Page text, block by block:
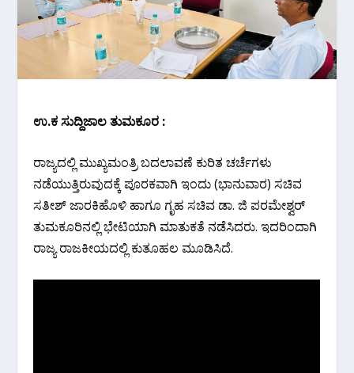
ಉ.ಕ ಸುದ್ದಿಜಾಲ‌ ತುಮಕೂರ :
ರಾಜ್ಯದಲ್ಲಿ ಮುಖ್ಯಮಂತ್ರಿ ಬದಲಾವಣೆ ಕುರಿತ ಚರ್ಚೆಗಳು
ನಡೆಯುತ್ತಿರುವುದಕ್ಕೆ ಪೂರಕವಾಗಿ ಇಂದು (ಭಾನುವಾರ) ಸಚಿವ
ಸತೀಶ್ ಜಾರಕಿಹೊಳಿ ಹಾಗೂ ಗೃಹ ಸಚಿವ ಡಾ. ಜಿ ಪರಮೇಶ್ವರ್
ತುಮಕೂರಿನಲ್ಲಿ ಭೇಟಿಯಾಗಿ ಮಾತುಕತೆ ನಡೆಸಿದರು. ಇದರಿಂದಾಗಿ
ರಾಜ್ಯ ರಾಜಕೀಯದಲ್ಲಿ ಕುತೂಹಲ ಮೂಡಿಸಿದೆ.